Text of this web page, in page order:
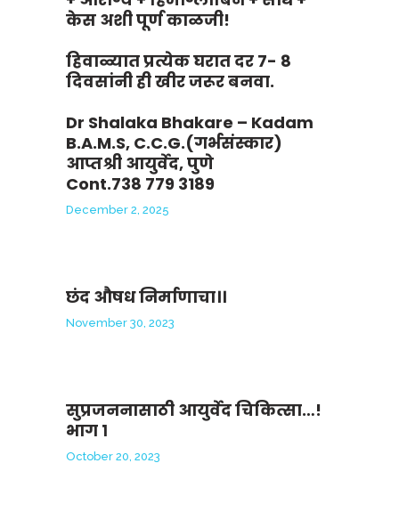
केस अशी पूर्ण काळजी!
हिवाळ्यात प्रत्येक घरात दर 7- 8
दिवसांनी ही खीर जरूर बनवा.
Dr Shalaka Bhakare – Kadam
B.A.M.S, C.C.G.(गर्भसंस्कार)
आप्तश्री आयुर्वेद, पुणे
Cont.738 779 3189
December 2, 2025
छंद औषध निर्माणाचा।।
November 30, 2023
सुप्रजननासाठी आयुर्वेद चिकित्सा…!
भाग १
October 20, 2023